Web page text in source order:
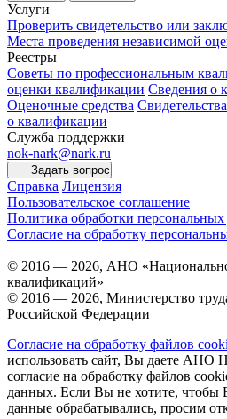
Услуги
Проверить свидетельство или
Места проведения независимой
Реестры
Советы по профессиональным
оценки квалификации Сведения о
Оценочные средства
о квалификации
Служба поддержки
nok-nark@nark.ru
Задать вопрос
Справка Лицензия
Пользовательское соглашение
Политика обработки
Согласие на обработку
© 2016 — 2026, АНО
квалификаций»
© 2016 — 2026, Министерство
Российской Федерации
Согласие на обработку файлов
использовать сайт, Вы даете
согласие на обработку файлов
данных. Если Вы не хотите,
данные обрабатывались, просим